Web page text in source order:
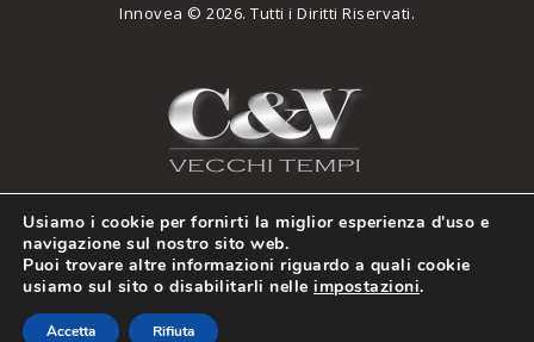
Innovea © 2026. Tutti i Diritti Riservati.
Cookie Policy
Usiamo i cookie per fornirti la miglior esperienza d'uso e
navigazione sul nostro sito web.
Puoi trovare altre informazioni riguardo a quali cookie
usiamo sul sito o disabilitarli nelle impostazioni.
Accetta Rifiuta